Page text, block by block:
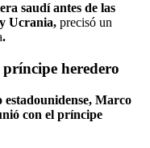
saudí antes de las
Ucrania, precisó un
.
heredero
estadounidense, Marco
con el príncipe